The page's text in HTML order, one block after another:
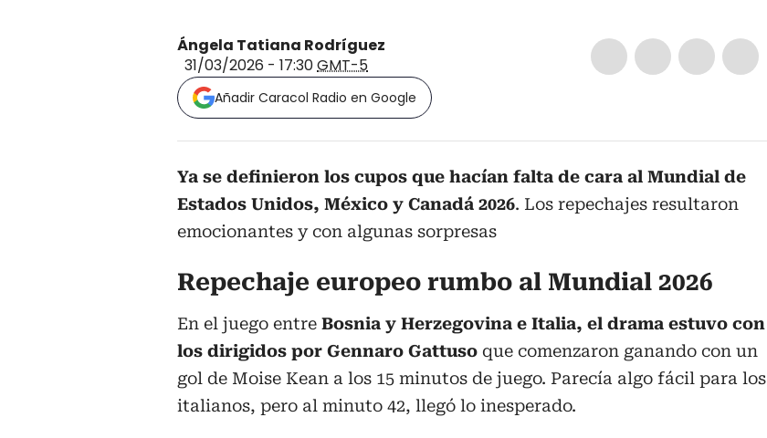
Ángela Tatiana Rodríguez
31/03/2026 - 17:30GMT-5
Añadir Caracol Radio en Google
Ya se definieron los cupos que hacían falta de cara al Mundial de
Estados Unidos, México y Canadá 2026. Los repechajes resultaron
emocionantes y con algunas sorpresas
Repechaje europeo rumbo al Mundial 2026
En el juego entre Bosnia y Herzegovina e Italia, el drama estuvo con
los dirigidos por Gennaro Gattuso que comenzaron ganando con un
gol de Moise Kean a los 15 minutos de juego. Parecía algo fácil para los
italianos, pero al minuto 42, llegó lo inesperado.